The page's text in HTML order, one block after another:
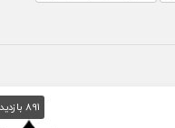
891 بازدید